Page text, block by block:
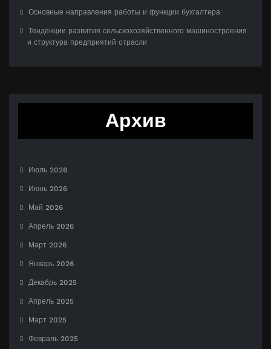
Основные направления работы и функции бухгалтера
Тенденции развития сельскохозяйственного машиностроения
и структура предприятий отрасли
Архив
Июль 2026
Июнь 2026
Май 2026
Апрель 2026
Март 2026
Январь 2026
Декабрь 2025
Апрель 2025
Март 2025
Февраль 2025